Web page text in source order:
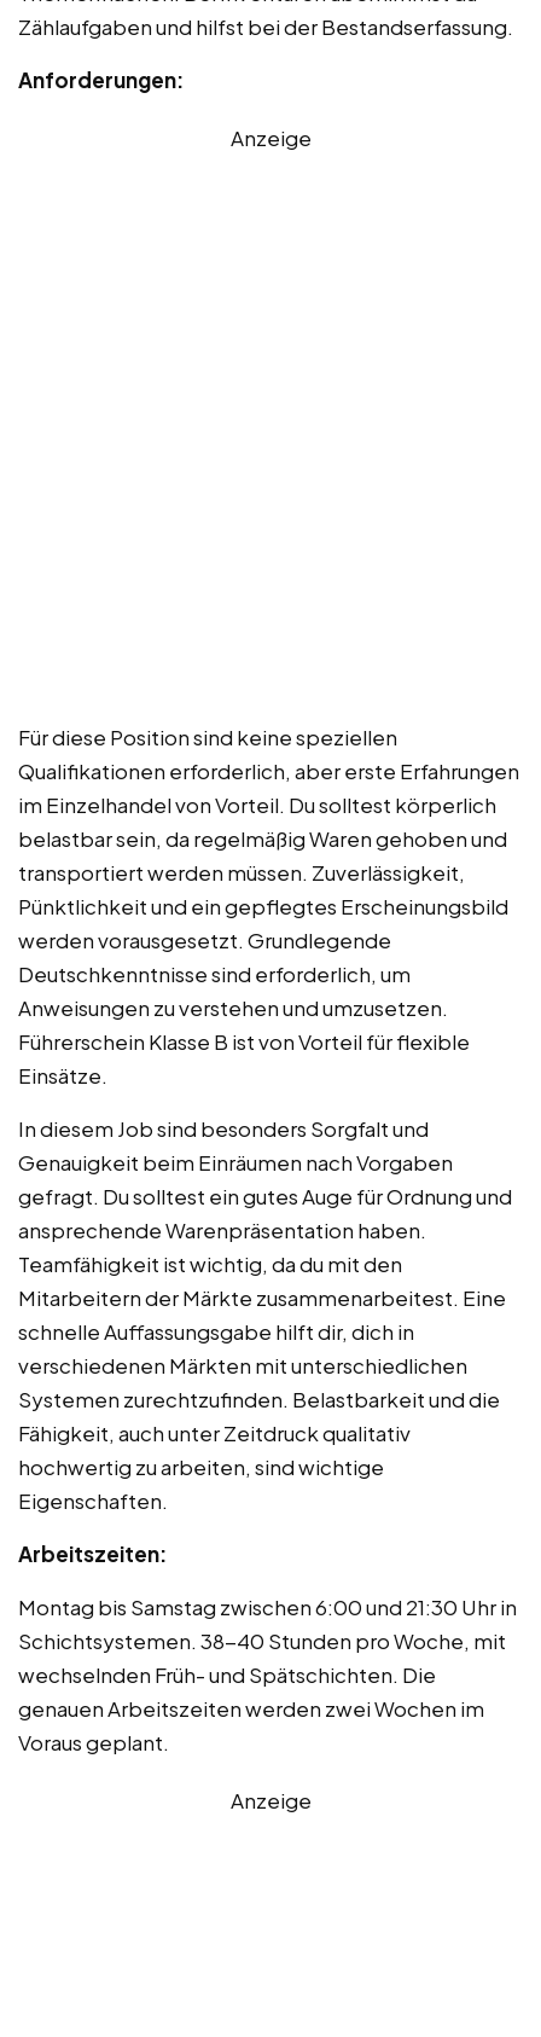
Zählaufgaben und hilfst bei der Bestandserfassung.
Anforderungen:
Anzeige
Für diese Position sind keine speziellen
Qualifikationen erforderlich, aber erste Erfahrungen
im Einzelhandel von Vorteil. Du solltest körperlich
belastbar sein, da regelmäßig Waren gehoben und
transportiert werden müssen. Zuverlässigkeit,
Pünktlichkeit und ein gepflegtes Erscheinungsbild
werden vorausgesetzt. Grundlegende
Deutschkenntnisse sind erforderlich, um
Anweisungen zu verstehen und umzusetzen.
Führerschein Klasse B ist von Vorteil für flexible
Einsätze.
In diesem Job sind besonders Sorgfalt und
Genauigkeit beim Einräumen nach Vorgaben
gefragt. Du solltest ein gutes Auge für Ordnung und
ansprechende Warenpräsentation haben.
Teamfähigkeit ist wichtig, da du mit den
Mitarbeitern der Märkte zusammenarbeitest. Eine
schnelle Auffassungsgabe hilft dir, dich in
verschiedenen Märkten mit unterschiedlichen
Systemen zurechtzufinden. Belastbarkeit und die
Fähigkeit, auch unter Zeitdruck qualitativ
hochwertig zu arbeiten, sind wichtige
Eigenschaften.
Arbeitszeiten:
Montag bis Samstag zwischen 6:00 und 21:30 Uhr in
Schichtsystemen. 38-40 Stunden pro Woche, mit
wechselnden Früh- und Spätschichten. Die
genauen Arbeitszeiten werden zwei Wochen im
Voraus geplant.
Anzeige